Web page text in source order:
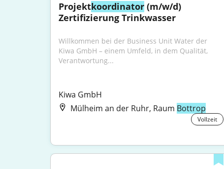
Projektkoordinator (m/w/d)
Zertifizierung Trinkwasser
Willkommen bei der Business Unit Water der
Kiwa GmbH – einem Umfeld, in dem Qualität,
Verantwortung...
Kiwa GmbH
Mülheim an der Ruhr, Raum Bottrop
Vollzeit